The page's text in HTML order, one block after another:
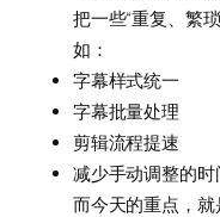
把一些“重复、繁
如：
字幕样式统一
字幕批量处理
剪辑流程提速
减少手动调整的时
而今天的重点，